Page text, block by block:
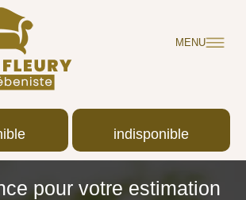
MENU
indisponible
pour votre estimation